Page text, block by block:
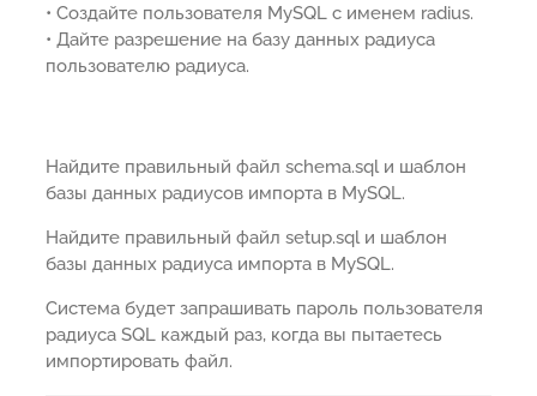
• Создайте пользователя MySQL с именем radius.
• Дайте разрешение на базу данных радиуса
пользователю радиуса.
Найдите правильный файл schema.sql и шаблон
базы данных радиусов импорта в MySQL.
Найдите правильный файл setup.sql и шаблон
базы данных радиуса импорта в MySQL.
Система будет запрашивать пароль пользователя
радиуса SQL каждый раз, когда вы пытаетесь
импортировать файл.